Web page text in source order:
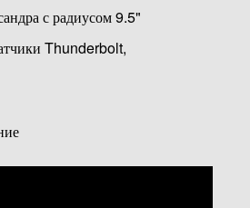
с радиусом 9.5"
Thunderbolt,